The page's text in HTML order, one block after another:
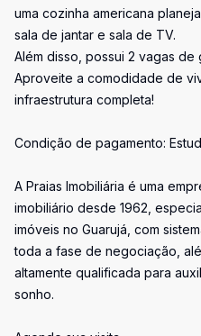
uma cozinha americana
sala de jantar e sala de TV.
Além disso, possui 2 vagas de
Aproveite a comodidade de
infraestrutura completa!
Condição de pagamento:
A Praias Imobiliária é uma
imobiliário desde 1962,
imóveis no Guarujá, com
toda a fase de negociação,
altamente qualificada para
sonho.